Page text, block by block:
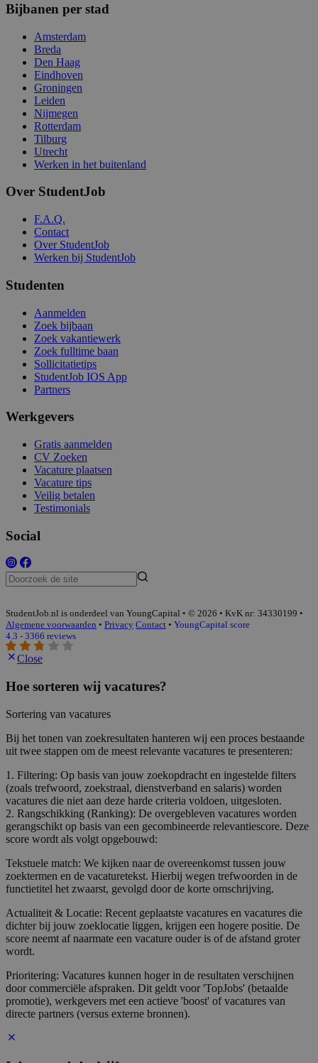
Bijbanen per stad
Amsterdam
Breda
Den Haag
Eindhoven
Groningen
Leiden
Nijmegen
Rotterdam
Tilburg
Utrecht
Werken in het buitenland
Over StudentJob
F.A.Q.
Contact
Over StudentJob
Werken bij StudentJob
Studenten
Aanmelden
Zoek bijbaan
Zoek vakantiewerk
Zoek fulltime baan
Sollicitatietips
StudentJob IOS App
Partners
Werkgevers
Gratis aanmelden
CV Zoeken
Vacature plaatsen
Vacature tips
Veilig betalen
Testimonials
Social
StudentJob.nl is onderdeel van YoungCapital • © 2026 • KvK nr: 34330199 •
Algemene voorwaarden • Privacy Contact • YoungCapital score
4.3 - 3366 reviews
Close
Hoe sorteren wij vacatures?
Sortering van vacatures
Bij het tonen van zoekresultaten hanteren wij een proces bestaande
uit twee stappen om de meest relevante vacatures te presenteren:
1. Filtering: Op basis van jouw zoekopdracht en ingestelde filters
(zoals trefwoord, zoekstraal, dienstverband en salaris) worden
vacatures die niet aan deze harde criteria voldoen, uitgesloten.
2. Rangschikking (Ranking): De overgebleven vacatures worden
gerangschikt op basis van een gecombineerde relevantiescore. Deze
score wordt als volgt opgebouwd:
Tekstuele match: We kijken naar de overeenkomst tussen jouw
zoektermen en de vacaturetekst. Hierbij wegen trefwoorden in de
functietitel het zwaarst, gevolgd door de korte omschrijving.
Actualiteit & Locatie: Recent geplaatste vacatures en vacatures die
dichter bij jouw zoeklocatie liggen, krijgen een hogere positie. De
score neemt af naarmate een vacature ouder is of de afstand groter
wordt.
Prioritering: Vacatures kunnen hoger in de resultaten verschijnen
door commerciële afspraken. Dit geldt voor 'TopJobs' (betaalde
promotie), werkgevers met een actieve 'boost' of vacatures van
directe partners (versus externe bronnen).